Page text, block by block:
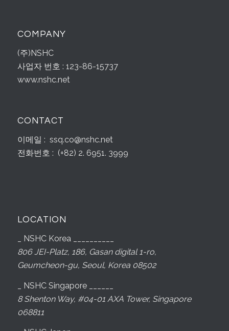
COMPANY
(주)NSHC
사업자 번호 : 123-86-15737
www.nshc.net
CONTACT
이메일 : ssq.co@nshc.net
전화번호 : (+82) 2. 6951. 3999
LOCATION
_ NSHC Korea __________
806 JEI-Platz, 186, Gasan digital 1-ro,
Geumcheon-gu, Seoul, Korea 08502
_ NSHC Singapore ______
8 Shenton Way, #04-01 AXA Tower, Singapore
068811